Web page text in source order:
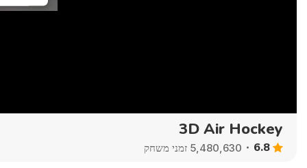
3D Air Hockey
6.8 5,480,630 זמני משחק